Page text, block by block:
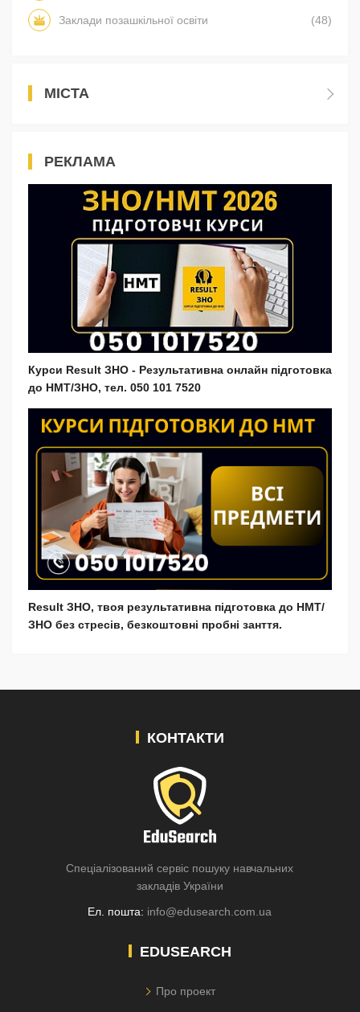
Заклади позашкільної освіти (48)
МІСТА
РЕКЛАМА
Курси Result ЗНО - Результативна онлайн підготовка
до НМТ/ЗНО, тел. 050 101 7520
Result ЗНО, твоя результативна підготовка до НМТ/
ЗНО без стресів, безкоштовні пробні занття.
КОНТАКТИ
Спеціалізований сервіс пошуку навчальних
закладів України
Ел. пошта: info@edusearch.com.ua
EDUSEARCH
Про проект